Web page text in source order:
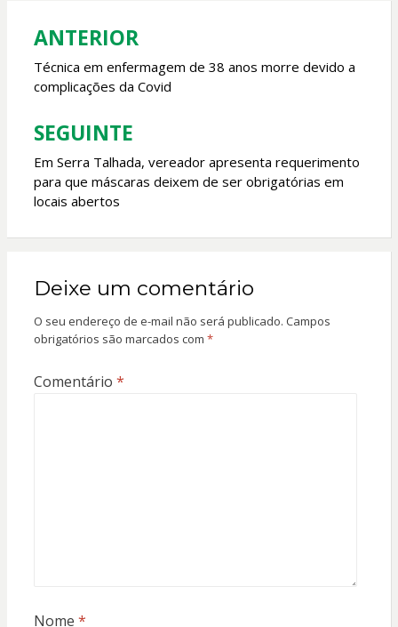
Navegação
de
Post
ANTERIOR
Técnica em enfermagem de 38 anos morre devido a
complicações da Covid
SEGUINTE
Em Serra Talhada, vereador apresenta requerimento
para que máscaras deixem de ser obrigatórias em
locais abertos
Deixe um comentário
O seu endereço de e-mail não será publicado. Campos
obrigatórios são marcados com *
Comentário *
Nome *